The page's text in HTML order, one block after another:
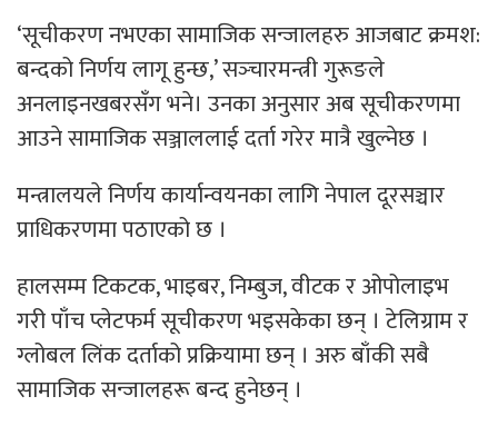
‘सूचीकरण नभएका सामाजिक सन्जालहरु आजबाट क्रमश:
बन्दको निर्णय लागू हुन्छ,’ सञ्‍चारमन्त्री गुरूङले
अनलाइनखबरसँग भने। उनका अनुसार अब सूचीकरणमा
आउने सामाजिक सञ्जाललाई दर्ता गरेर मात्रै खुल्नेछ ।
मन्त्रालयले निर्णय कार्यान्वयनका लागि नेपाल दूरसञ्चार
प्राधिकरणमा पठाएको छ ।
हालसम्म टिकटक, भाइबर, निम्बुज, वीटक र ओपोलाइभ
गरी पाँच प्लेटफर्म सूचीकरण भइसकेका छन् । टेलिग्राम र
ग्लोबल लिंक दर्ताको प्रक्रियामा छन् । अरु बाँकी सबै
सामाजिक सन्जालहरू बन्द हुनेछन् ।